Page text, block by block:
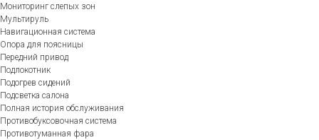
Мониторинг слепых зон
Мультируль
Навигационная система
Опора для поясницы
Передний привод
Подлокотник
Подогрев сидений
Подсветка салона
Полная история обслуживания
Противобуксовочная система
Противотуманная фара